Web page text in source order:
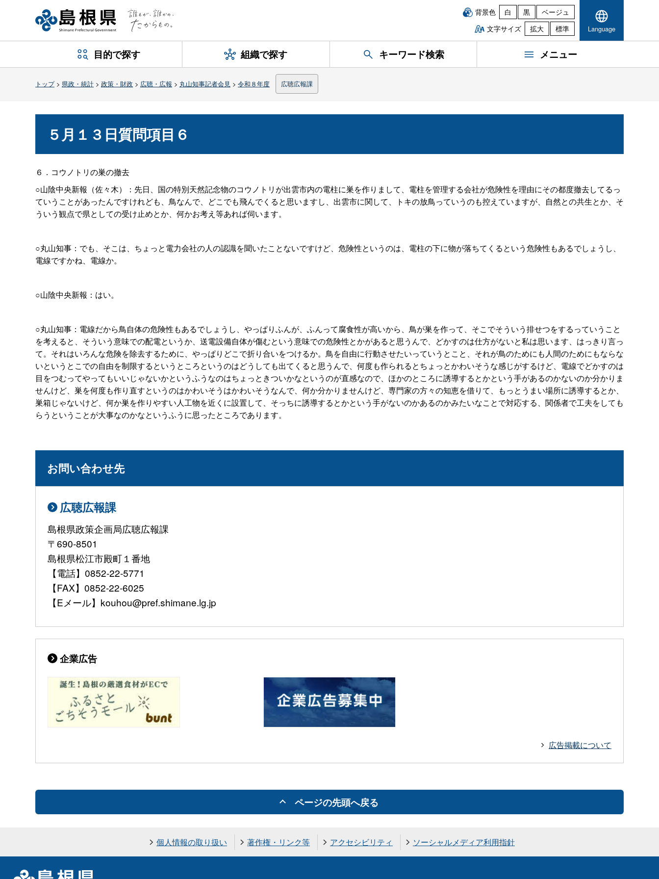
背景色 白 黒
ベージュ
文字サイズ
拡大 標準 Language
目的で探す 組織で探す キーワード検索 メニュー
トップ> 県政・統計 > 政策・財政 > 広聴・広報 > 丸山知事記者会見 > 令和８年度 広聴広報課
５月１３日質問項目６
６．コウノトリの巣の撤去
○山陰中央新報（佐々木）：先日、国の特別天然記念物のコウノトリが出雲市内の電柱に巣を作りまして、電柱を管理する会社が危険性を理由にその都度撤去してるっ
ていうことがあったんですけれども、鳥なんで、どこでも飛んでくると思いますし、出雲市に関して、トキの放鳥っていうのも控えていますが、自然との共生とか、そ
ういう観点で県としての受け止めとか、何かお考え等あれば伺います。
○丸山知事：でも、そこは、ちょっと電力会社の人の認識を聞いたことないですけど、危険性というのは、電柱の下に物が落ちてくるという危険性もあるでしょうし、
電線ですかね、電線か。
○山陰中央新報：はい。
○丸山知事：電線だから鳥自体の危険性もあるでしょうし、やっぱりふんが、ふんって腐食性が高いから、鳥が巣を作って、そこでそういう排せつをするっていうこと
を考えると、そういう意味での配電というか、送電設備自体が傷むという意味での危険性とかがあると思うんで、どかすのは仕方がないと私は思います、はっきり言っ
て。それはいろんな危険を除去するために、やっぱりどこで折り合いをつけるか。鳥を自由に行動させたいっていうとこと、それが鳥のためにも人間のためにもならな
いというとこでの自由を制限するというところというのはどうしても出てくると思うんで、何度も作られるとちょっとかわいそうな感じがするけど、電線でどかすのは
目をつむってやってもいいじゃないかというふうなのはちょっときついかなというのが直感なので、ほかのところに誘導するとかという手があるのかないのか分かりま
せんけど、巣を何度も作り直すというのはかわいそうはかわいそうなんで、何か分かりませんけど、専門家の方々の知恵を借りて、もっとうまい場所に誘導するとか、
巣箱じゃないけど、何か巣を作りやすい人工物を近くに設置して、そっちに誘導するとかという手がないのかあるのかみたいなことで対応する、関係者で工夫をしても
らうということが大事なのかなというふうに思ったところであります。
お問い合わせ先
広聴広報課
島根県政策企画局広聴広報課
〒690-8501
島根県松江市殿町１番地
【電話】0852-22-5771
【FAX】0852-22-6025
【Eメール】kouhou@pref.shimane.lg.jp
企業広告
広告掲載について
ページの先頭へ戻る
個人情報の取り扱い 著作権・リンク等 アクセシビリティ ソーシャルメディア利用指針